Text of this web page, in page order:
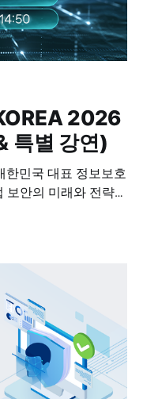
2026
특별 강연)
안의 미래와 전략을
는 지금, 피앤피시큐
'를